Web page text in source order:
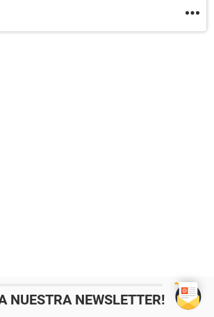
NUESTRA NEWSLETTER!